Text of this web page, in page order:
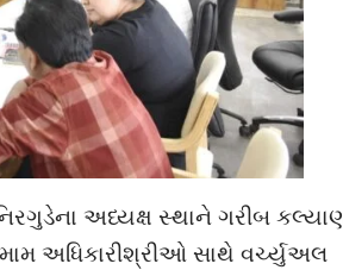
અધ્યક્ષ સ્થાને ગરીબ
અધિકારીશ્રીઓ સાથે વર્ચ્યુઅલ